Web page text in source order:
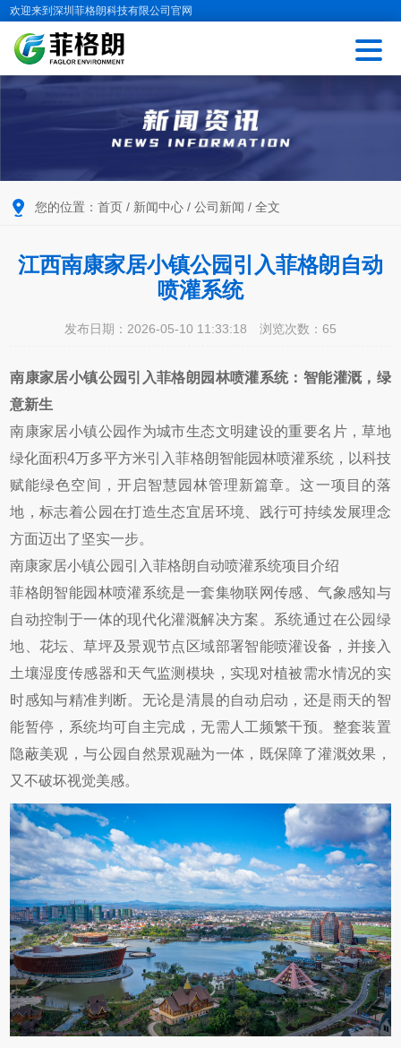
欢迎来到深圳菲格朗科技有限公司官网
您的位置：首页 / 新闻中心 /公司新闻 / 全文
江西南康家居小镇公园引入菲格朗自动
喷灌系统
发布日期：2026-05-10 11:33:18 浏览次数： 65
南康家居小镇公园引入菲格朗园林喷灌系统：智能灌溉，绿
意新生
南康家居小镇公园作为城市生态文明建设的重要名片，草地
绿化面积4万多平方米引入菲格朗智能园林喷灌系统，以科技
赋能绿色空间，开启智慧园林管理新篇章。这一项目的落
地，标志着公园在打造生态宜居环境、践行可持续发展理念
方面迈出了坚实一步。
南康家居小镇公园引入菲格朗自动喷灌系统项目介绍
菲格朗智能园林喷灌系统是一套集物联网传感、气象感知与
自动控制于一体的现代化灌溉解决方案。系统通过在公园绿
地、花坛、草坪及景观节点区域部署智能喷灌设备，并接入
土壤湿度传感器和天气监测模块，实现对植被需水情况的实
时感知与精准判断。无论是清晨的自动启动，还是雨天的智
能暂停，系统均可自主完成，无需人工频繁干预。整套装置
隐蔽美观，与公园自然景观融为一体，既保障了灌溉效果，
又不破坏视觉美感。